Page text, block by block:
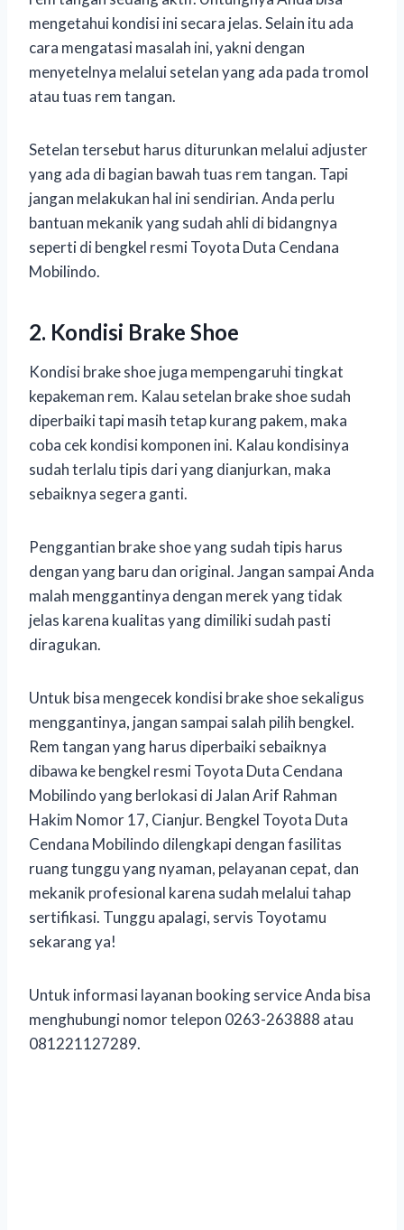
mengetahui kondisi ini secara jelas. Selain itu ada
cara mengatasi masalah ini, yakni dengan
menyetelnya melalui setelan yang ada pada tromol
atau tuas rem tangan.
Setelan tersebut harus diturunkan melalui adjuster
yang ada di bagian bawah tuas rem tangan. Tapi
jangan melakukan hal ini sendirian. Anda perlu
bantuan mekanik yang sudah ahli di bidangnya
seperti di bengkel resmi Toyota Duta Cendana
Mobilindo.
2. Kondisi Brake Shoe
Kondisi brake shoe juga mempengaruhi tingkat
kepakeman rem. Kalau setelan brake shoe sudah
diperbaiki tapi masih tetap kurang pakem, maka
coba cek kondisi komponen ini. Kalau kondisinya
sudah terlalu tipis dari yang dianjurkan, maka
sebaiknya segera ganti.
Penggantian brake shoe yang sudah tipis harus
dengan yang baru dan original. Jangan sampai Anda
malah menggantinya dengan merek yang tidak
jelas karena kualitas yang dimiliki sudah pasti
diragukan.
Untuk bisa mengecek kondisi brake shoe sekaligus
menggantinya, jangan sampai salah pilih bengkel.
Rem tangan yang harus diperbaiki sebaiknya
dibawa ke bengkel resmi Toyota Duta Cendana
Mobilindo yang berlokasi di Jalan Arif Rahman
Hakim Nomor 17, Cianjur. Bengkel Toyota Duta
Cendana Mobilindo dilengkapi dengan fasilitas
ruang tunggu yang nyaman, pelayanan cepat, dan
mekanik profesional karena sudah melalui tahap
sertifikasi. Tunggu apalagi, servis Toyotamu
sekarang ya!
Untuk informasi layanan booking service Anda bisa
menghubungi nomor telepon 0263-263888 atau
081221127289.